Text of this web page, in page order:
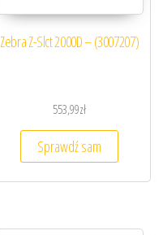
Zebra Z-Slct 2000D – (3007207)
553,99zł
Sprawdź sam